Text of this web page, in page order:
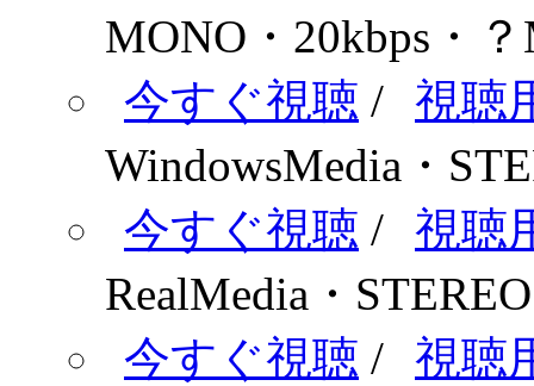
MONO ・ 20kbps ・
今すぐ視聴 /
視聴
WindowsMedia ・
今すぐ視聴 /
視聴
RealMedia ・ STEREO
今すぐ視聴 /
視聴